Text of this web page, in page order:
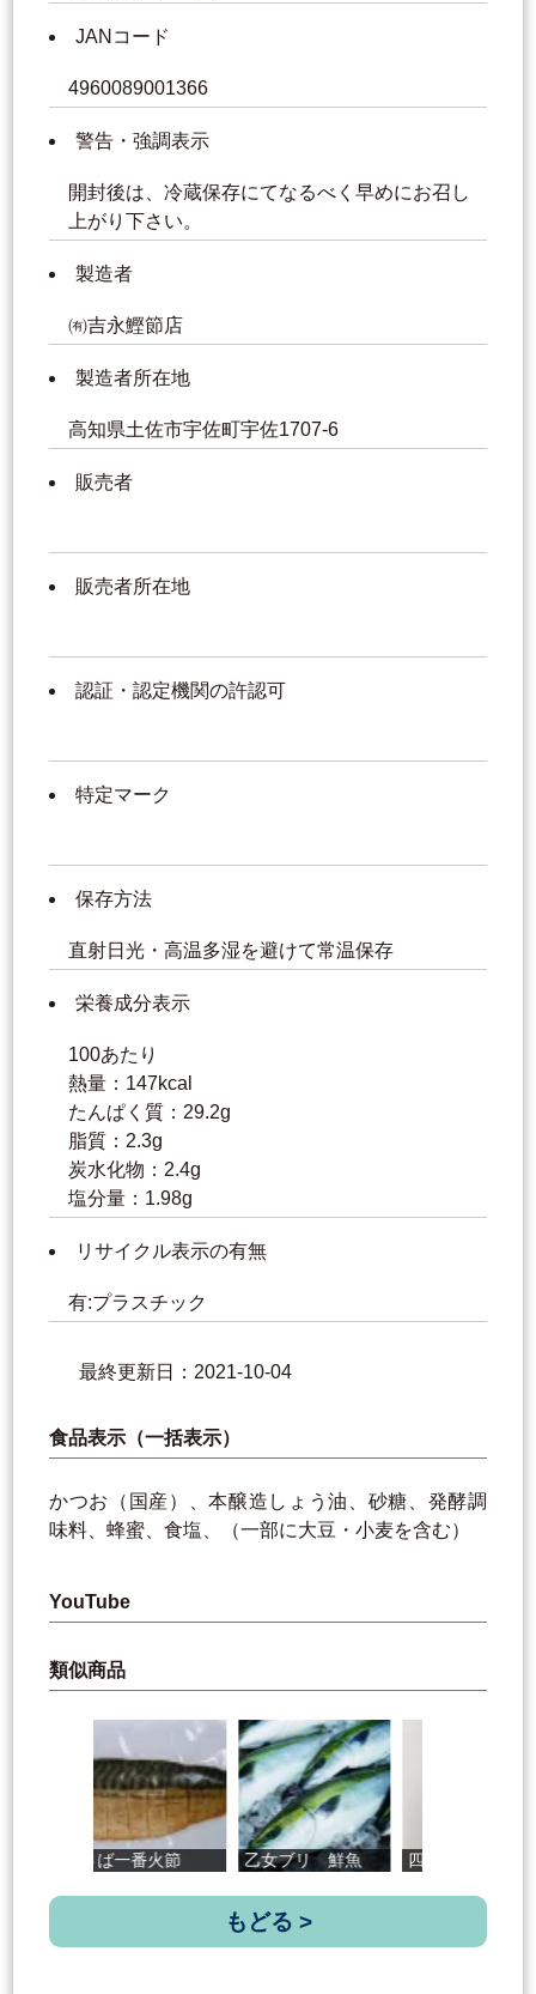
JANコード
4960089001366
警告・強調表示
開封後は、冷蔵保存にてなるべく早めにお召し
上がり下さい。
製造者
㈲吉永鰹節店
製造者所在地
高知県土佐市宇佐町宇佐1707-6
販売者
販売者所在地
認証・認定機関の許認可
特定マーク
保存方法
直射日光・高温多湿を避けて常温保存
栄養成分表示
100あたり
熱量：147kcal
たんぱく質：29.2g
脂質：2.3g
炭水化物：2.4g
塩分量：1.98g
リサイクル表示の有無
有:プラスチック
最終更新日：2021-10-04
食品表示（一括表示）
かつお（国産）、本醸造しょう油、砂糖、発酵調
味料、蜂蜜、食塩、（一部に大豆・小麦を含む）
YouTube
類似商品
さば一番火節 乙女ブリ 鮮魚 四万十大葉 ...
もどる >